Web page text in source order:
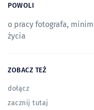
POWOLI
o pracy fotografa,
życia
ZOBACZ TEŻ
dołącz
zacznij tutaj